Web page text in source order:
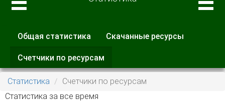
Главные вкладки
Общая статистика Скачанные ресурсы
Счетчики по ресурсам
вкладка)
Статистика
Счетчики по ресурсам
Статистика за все время